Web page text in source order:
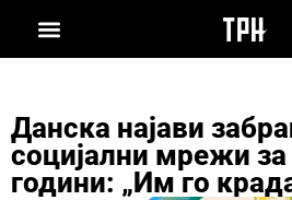
Данска најави
социјални мрежи
години: „Им го